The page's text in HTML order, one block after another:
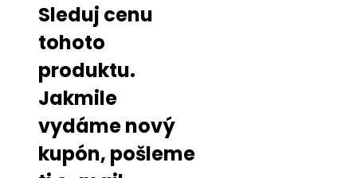
Sleduj cenu
tohoto
produktu.
Jakmile
vydáme nový
kupón, pošleme